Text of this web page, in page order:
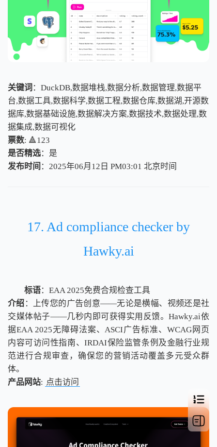
关键词 ：DuckDB,数据堆栈,数据分析,数据管理,数据平
台,数据工具,数据科学,数据工程,数据仓库,数据湖,开源数
据库,数据基础设施,数据解决方案,数据技术,数据处理,数
据集成,数据可视化
票数: 🔺123
是否精选：是
发布时间 ：2025年06月12日 PM03:01 北京时间
北京时间
17. Ad compliance checker by
Hawky.ai
标语：EAA 2025免费合规检查工具
介绍 ：上传您的广告创意——无论是横幅、视频还是社
交媒体帖子——几秒内即可获得实用反馈。Hawky.ai依
据EAA 2025无障碍法案、ASCI广告标准、WCAG网页
内容可访问性指南、IRDAI保险监管条例及金融行业规
范进行合规审查，确保您的营销活动覆盖多元受众群
体。
产品网站: 点击访问